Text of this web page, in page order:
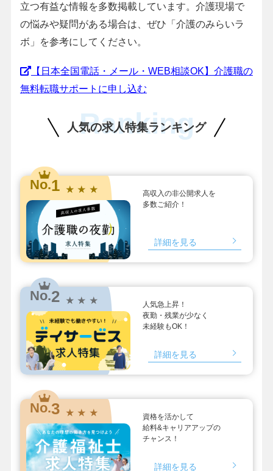
立つ有益な情報を多数掲載しています。介護現場で
の悩みや疑問がある場合は、ぜひ「介護のみらいラ
ボ」を参考にしてください。
【日本全国電話・メール・WEB相談OK】介護職の
無料転職サポートに申し込む
人気の求人特集ランキング
Ranking
No.1 ★ ★ ★
高収入の非公開求人を
多数ご紹介！
詳細を見る
No.2 ★ ★ ★
人気急上昇！
夜勤・残業が少なく
未経験もOK！
詳細を見る
No.3 ★ ★ ★
資格を活かして
給料&キャリアアップの
チャンス！
詳細を見る